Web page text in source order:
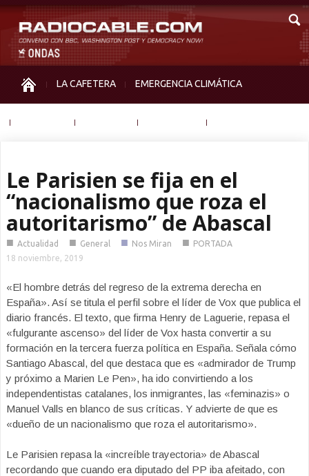
LA CAFETERA EMERGENCIA CLIMÁTICA
Le Parisien se fija en el
“nacionalismo que roza el
autoritarismo” de Abascal
■ Actualidad ■ General ■ Nos Miran ■ PORTADA
18 noviembre, 2019
«El hombre detrás del regreso de la extrema derecha en
España». Así se titula el perfil sobre el líder de Vox que publica el
diario francés. El texto, que firma Henry de Laguerie, repasa el
«fulgurante ascenso» del líder de Vox hasta convertir a su
formación en la tercera fuerza política en España. Señala cómo
Santiago Abascal, del que destaca que es «admirador de Trump
y próximo a Marien Le Pen», ha ido convirtiendo a los
independentistas catalanes, los inmigrantes, las «feminazis» o
Manuel Valls en blanco de sus críticas. Y advierte de que es
«dueño de un nacionalismo que roza el autoritarismo».
Le Parisien repasa la «increíble trayectoria» de Abascal
recordando que cuando era diputado del PP iba afeitado, con